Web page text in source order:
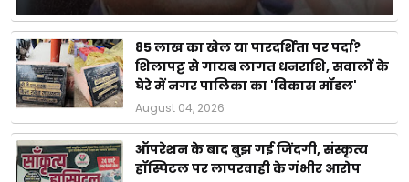
85 लाख का खेल या पारदर्शिता पर पर्दा?
शिलापट्ट से गायब लागत धनराशि, सवालों के
घेरे में नगर पालिका का 'विकास मॉडल'
August 04, 2026
ऑपरेशन के बाद बुझ गई जिंदगी, संस्कृत्य
हॉस्पिटल पर लापरवाही के गंभीर आरोप